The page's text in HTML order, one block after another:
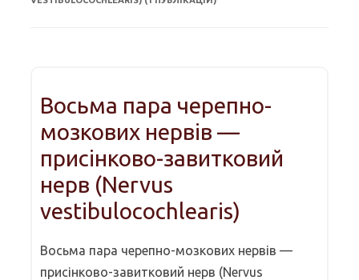
Восьма пара черепно-
мозкових нервів —
присінково-завитковий
нерв (Nervus
vestibulocochlearis)
Восьма пара черепно-мозкових нервів —
присінково-завитковий нерв (Nervus